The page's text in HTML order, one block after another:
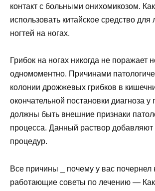
контакт с больными онихомикозом.
использовать китайское средство для
ногтей на ногах.
Грибок на ногах никогда не поражает
одномоментно. Причинами
колонии дрожжевых грибков в
окончательной постановки диагноза у
должны быть внешние признаки
процесса. Данный раствор
процедур.
Все причины _ почему у вас почернел
работающие советы по лечению — Как